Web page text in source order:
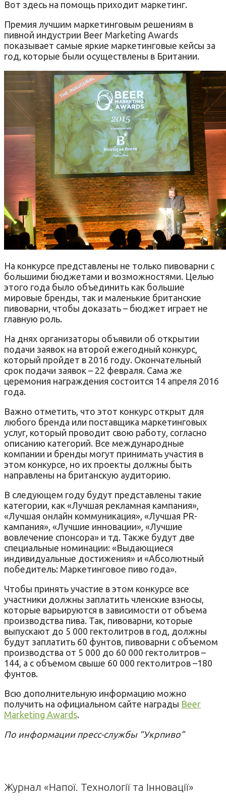
Вот здесь на помощь приходит маркетинг.
Премия лучшим маркетинговым решениям в
пивной индустрии Beer Marketing Awards
показывает самые яркие маркетинговые кейсы за
год, которые были осуществлены в Британии.
На конкурсе представлены не только пивоварни с
большими бюджетами и возможностями. Целью
этого года было объединить как большие
мировые бренды, так и маленькие британские
пивоварни, чтобы доказать – бюджет играет не
главную роль.
На днях организаторы объявили об открытии
подачи заявок на второй ежегодный конкурс,
который пройдет в 2016 году. Окончательный
срок подачи заявок – 22 февраля. Сама же
церемония награждения состоится 14 апреля 2016
года.
Важно отметить, что этот конкурс открыт для
любого бренда или поставщика маркетинговых
услуг, который проводит свою работу, согласно
описанию категорий. Все международные
компании и бренды могут принимать участия в
этом конкурсе, но их проекты должны быть
направлены на британскую аудиторию.
В следующем году будут представлены такие
категории, как «Лучшая рекламная кампания»,
«Лучшая онлайн коммуникация», «Лучшая PR-
кампания», «Лучшие инновации», «Лучшие
вовлечение спонсора» и тд. Также будут две
специальные номинации: «Выдающиеся
индивидуальные достижения» и «Абсолютный
победитель: Маркетинговое пиво года».
Чтобы принять участие в этом конкурсе все
участники должны заплатить членские взносы,
которые варьируются в зависимости от объема
производства пива. Так, пивоварни, которые
выпускают до 5 000 гектолитров в год, должны
будут заплатить 60 фунтов, пивоварни с объемом
производства от 5 000 до 60 000 гектолитров –
144, а с объемом свыше 60 000 гектолитров –180
фунтов.
Всю дополнительную информацию можно
получить на официальном сайте награды Beer
Marketing Awards.
По информации пресс-службы “Укрпиво”
Журнал «Напої. Технології та Інновації»